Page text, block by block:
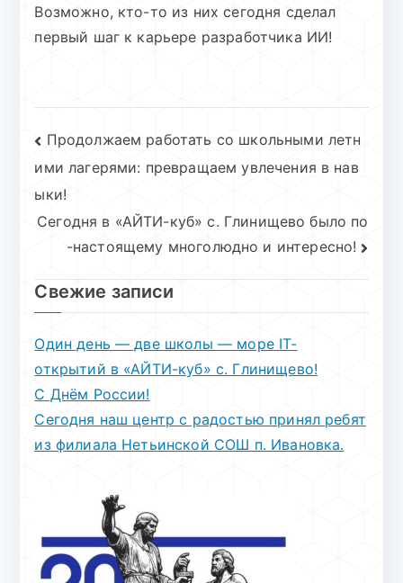
Возможно, кто-то из них сегодня сделал
первый шаг к карьере разработчика ИИ!
Навигация
по
записям
Продолжаем работать со школьными летн
ими лагерями: превращаем увлечения в нав
ыки!
Сегодня в «АЙТИ-куб» с. Глинищево было по
-настоящему многолюдно и интересно!
Свежие записи
Один день — две школы — море IT-
открытий в «АЙТИ-куб» с. Глинищево!
С Днём России!
Сегодня наш центр с радостью принял ребят
из филиала Нетьинской СОШ п. Ивановка.